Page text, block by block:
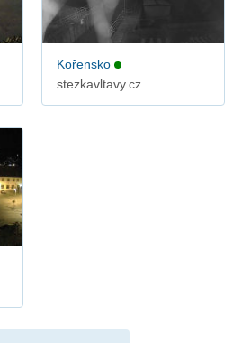
Kořensko
stezkavltavy.cz